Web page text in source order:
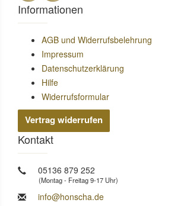
Informationen
AGB und Widerrufsbelehrung
Impressum
Datenschutzerklärung
Hilfe
Widerrufsformular
Vertrag widerrufen
Kontakt
05136 879 252
(Montag - Freitag 9-17 Uhr)
info@honscha.de